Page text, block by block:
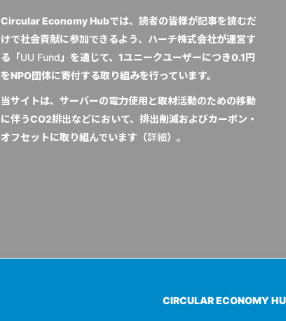
Circular Economy Hubでは、読者の皆様が記事を読むだ
けで社会貢献に参加できるよう、ハーチ株式会社が運営す
る「UU Fund」を通じて、1ユニークユーザーにつき0.1円
をNPO団体に寄付する取り組みを行っています。
当サイトは、サーバーの電力使用と取材活動のための移動
に伴うCO2排出などにおいて、排出削減およびカーボン・
オフセットに取り組んでいます（詳細）。
CIRCULAR ECONOMY